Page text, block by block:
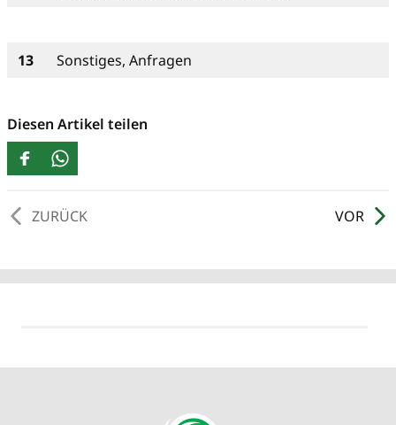
13 Sonstiges, Anfragen
Diesen Artikel teilen
VOR
ZURÜCK